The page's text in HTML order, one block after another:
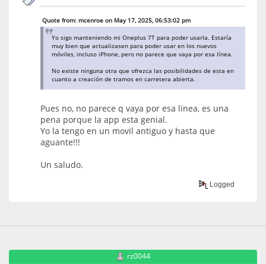
Quote from: mcenroe on May 17, 2025, 06:53:02 pm
Yo sigo manteniendo mi Oneplus 7T para poder usarla. Estaría
muy bien que actualizasen para poder usar en los nuevos
móviles, incluso iPhone, pero no parece que vaya por esa línea.
No existe ninguna otra que ofrezca las posibilidades de esta en
cuanto a creación de tramos en carretera abierta.
Pues no, no parece q vaya por esa linea, es una
pena porque la app esta genial.
Yo la tengo en un movil antiguo y hasta que
aguante!!!
Un saludo.
Logged
rz0044